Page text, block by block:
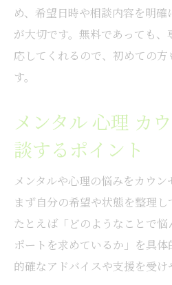
め、希望日時や相談内容を明
が大切です。無料であっても
応してくれるので、初めての
す。
メンタル 心理 カ
談するポイント
メンタルや心理の悩みをカウン
まず自分の希望や状態を整理し
たとえば「どのようなことで
ポートを求めているか」を具
的確なアドバイスや支援を受け